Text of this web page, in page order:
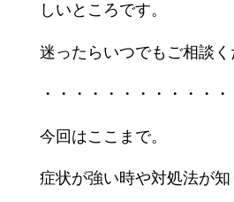
しいところです。
迷ったらいつでもご相談く
・・・・・・・・・・・・
今回はここまで。
症状が強い時や対処法が知